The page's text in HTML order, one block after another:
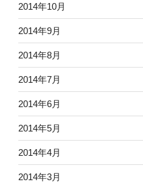
2014年10月
2014年9月
2014年8月
2014年7月
2014年6月
2014年5月
2014年4月
2014年3月